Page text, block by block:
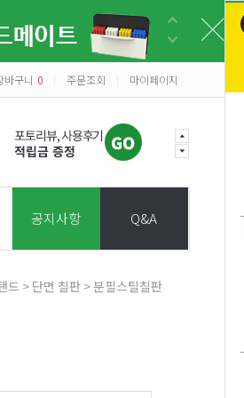
바구니 0 주문조회 마이페이지
공지사항 Q&A
드 > 단면 칠판 >분필스틸칠판